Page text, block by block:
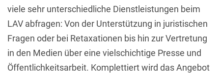
viele sehr unterschiedliche Dienstleistungen beim
LAV abfragen: Von der Unterstützung in juristischen
Fragen oder bei Retaxationen bis hin zur Vertretung
in den Medien über eine vielschichtige Presse und
Öffentlichkeitsarbeit. Komplettiert wird das Angebot